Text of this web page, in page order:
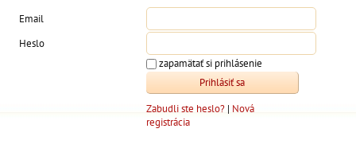
Email
Heslo
zapamätať si prihlásenie
Zabudli ste heslo?| Nová
registrácia